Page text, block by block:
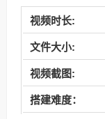
视频时长:
文件大小:
视频截图:
搭建难度：